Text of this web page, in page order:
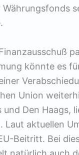
könnte es
Union
Den Haags,
Laut aktuellen
Beitritt. Bei